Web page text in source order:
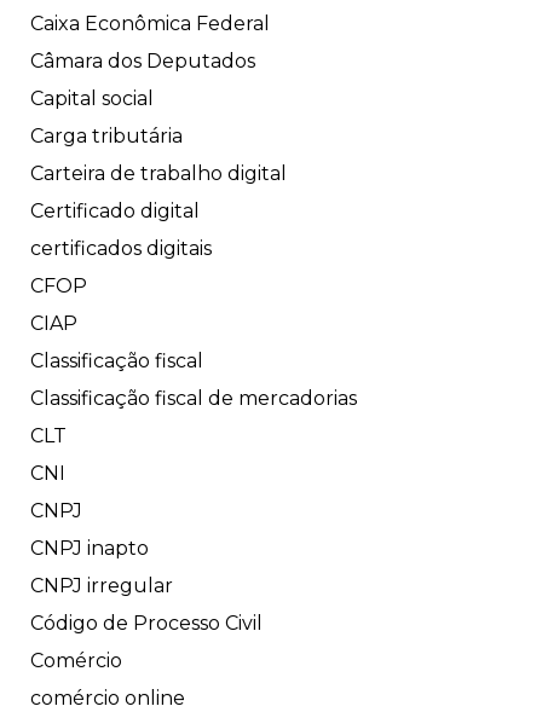
Caixa Econômica Federal
Câmara dos Deputados
Capital social
Carga tributária
Carteira de trabalho digital
Certificado digital
certificados digitais
CFOP
CIAP
Classificação fiscal
Classificação fiscal de mercadorias
CLT
CNI
CNPJ
CNPJ inapto
CNPJ irregular
Código de Processo Civil
Comércio
comércio online